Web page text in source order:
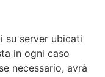
su server ubicati
in ogni caso
necessario, avrà